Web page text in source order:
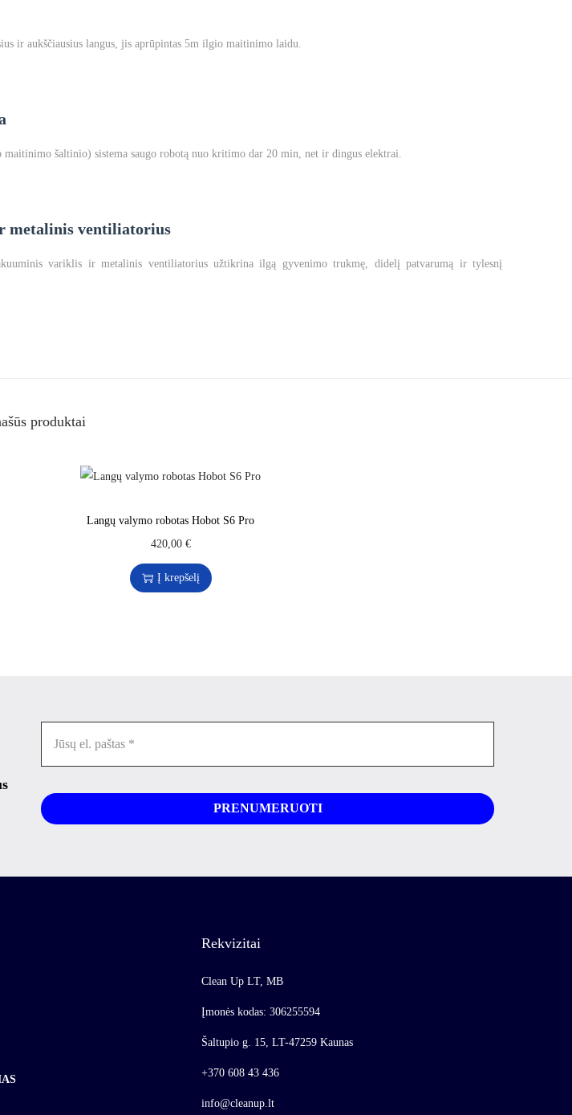
ir aukščiausius langus, jis aprūpintas 5m ilgio maitinimo laidu.
maitinimo šaltinio) sistema saugo robotą nuo kritimo dar 20 min, net ir dingus elektrai.
metalinis ventiliatorius
variklis ir metalinis ventiliatorius užtikrina ilgą gyvenimo trukmę, didelį patvarumą ir tylesnį
produktai
Langų valymo robotas Hobot S6 Pro
420,00 €
Į krepšelį
Rekvizitai
Clean Up LT, MB
Įmonės kodas: 306255594
Šaltupio g. 15, LT-47259 Kaunas
+370 608 43 436
info@cleanup.lt